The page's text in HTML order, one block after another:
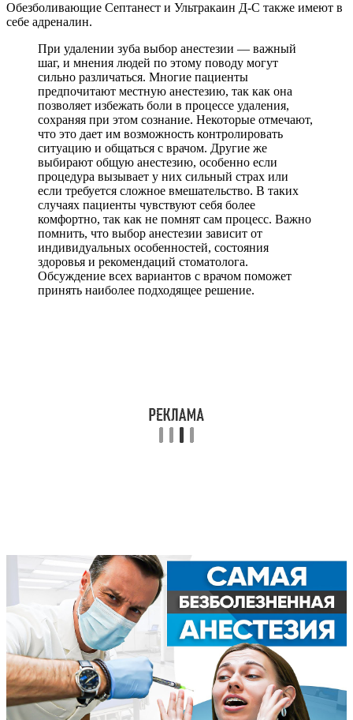
Обезболивающие Септанест и Ультракаин Д-С также имеют в
себе адреналин.
При удалении зуба выбор анестезии — важный
шаг, и мнения людей по этому поводу могут
сильно различаться. Многие пациенты
предпочитают местную анестезию, так как она
позволяет избежать боли в процессе удаления,
сохраняя при этом сознание. Некоторые отмечают,
что это дает им возможность контролировать
ситуацию и общаться с врачом. Другие же
выбирают общую анестезию, особенно если
процедура вызывает у них сильный страх или
если требуется сложное вмешательство. В таких
случаях пациенты чувствуют себя более
комфортно, так как не помнят сам процесс. Важно
помнить, что выбор анестезии зависит от
индивидуальных особенностей, состояния
здоровья и рекомендаций стоматолога.
Обсуждение всех вариантов с врачом поможет
принять наиболее подходящее решение.